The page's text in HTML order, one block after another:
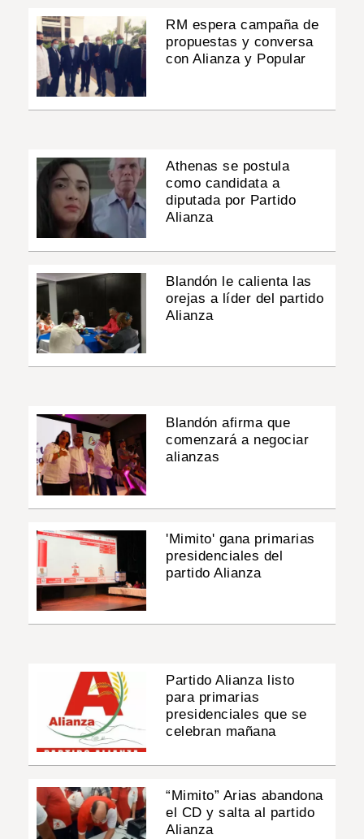
RM espera campaña de
propuestas y conversa
con Alianza y Popular
Athenas se postula
como candidata a
diputada por Partido
Alianza
Blandón le calienta las
orejas a líder del partido
Alianza
Blandón afirma que
comenzará a negociar
alianzas
'Mimito' gana primarias
presidenciales del
partido Alianza
Partido Alianza listo
para primarias
presidenciales que se
celebran mañana
“Mimito” Arias abandona
el CD y salta al partido
Alianza